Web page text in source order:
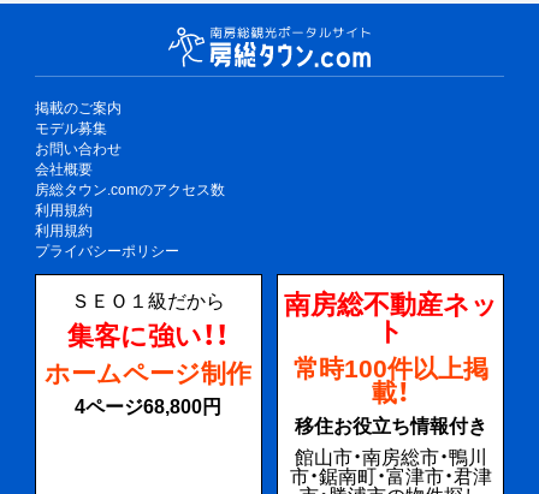
掲載のご案内
モデル募集
お問い合わせ
会社概要
房総タウン.comのアクセス数
利用規約
利用規約
プライバシーポリシー
ＳＥＯ１級だから
集客に強い！！
ホームページ制作
4ページ68,800円
南房総不動産ネッ
ト
常時100件以上掲
載！
移住お役立ち情報付き
館山市・南房総市・鴨川
市・鋸南町・富津市・君津